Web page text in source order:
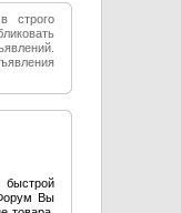
строго
быстрой
Вы